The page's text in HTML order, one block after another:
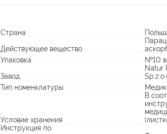
Страна
Действующее вещество
Упаковка
№10 в
Завод
Natur
Тип номенклатуры
Условие хранения
В
Инструкция по